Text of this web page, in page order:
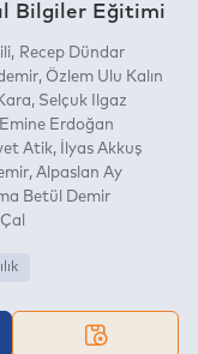
Bilgiler Eğitimi
Recep Dündar
Özlem Ulu Kalın
Selçuk Ilgaz
Emine Erdoğan
Atik
İlyas Akkuş
Alpaslan Ay
Betül Demir